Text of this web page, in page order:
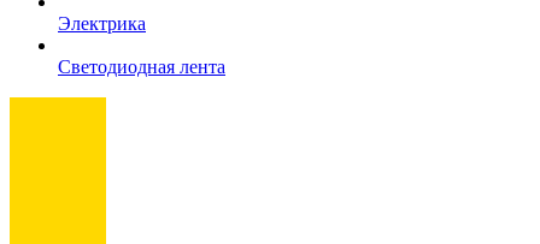
Электрика
Светодиодная лента